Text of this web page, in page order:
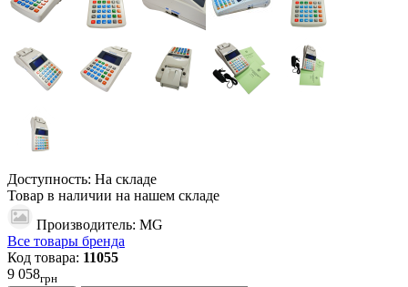
Доступность: На складе
Товар в наличии на нашем складе
Производитель: MG
Все товары бренда
Код товара: 11055
9 058грн